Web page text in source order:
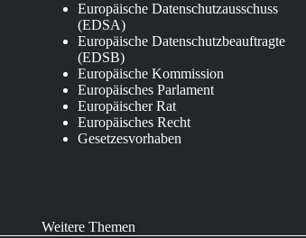
Europäische Datenschutzausschuss
(EDSA)
Europäische Datenschutzbeauftragte
(EDSB)
Europäische Kommission
Europäisches Parlament
Europäischer Rat
Europäisches Recht
Gesetzesvorhaben
Weitere Themen